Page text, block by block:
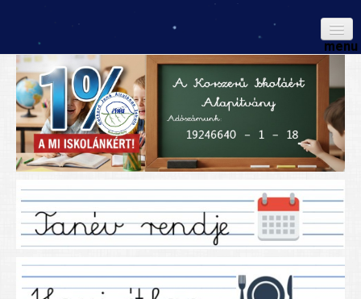
HÍREINK
ISKOLÁNK
Igazgatói köszöntő
Iskolánkról
Tanáraink
Tanéveink
Régebbi tanéveink
2021/2022 tanév